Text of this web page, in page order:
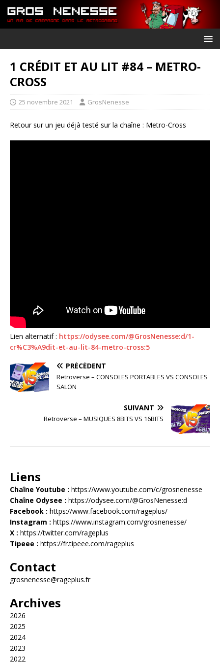
1 CRÉDIT ET AU LIT #84 – METRO-
CROSS
25 novembre 2021 GrosNenesse
Retour sur un jeu déjà testé sur la chaîne : Metro-Cross
Lien alternatif : https://odysee.com/@GrosNenesse:d/1-
cr%C3%A9dit-et-au-lit-84-metro-cross:5
PRÉCÉDENT
Retroverse – CONSOLES PORTABLES VS CONSOLES
SALON
SUIVANT
Retroverse – MUSIQUES 8BITS VS 16BITS
Liens
Chaîne Youtube : https://www.youtube.com/c/grosnenesse
Chaîne Odysee : https://odysee.com/@GrosNenesse:d
Facebook : https://www.facebook.com/rageplus/
Instagram : https://www.instagram.com/grosnenesse/
X : https://twitter.com/rageplus
Tipeee : https://fr.tipeee.com/rageplus
Contact
grosnenesse@rageplus.fr
Archives
2026
2025
2024
2023
2022